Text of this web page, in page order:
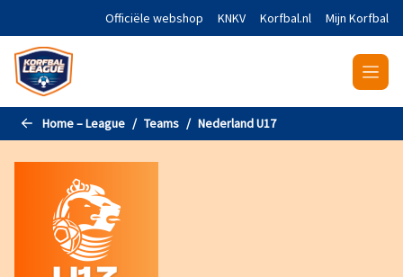
Naar de hoofdinhoud gaanOfficiële webshop KNKV Korfbal.nl Mijn Korfbal
Home – League Teams Nederland U17